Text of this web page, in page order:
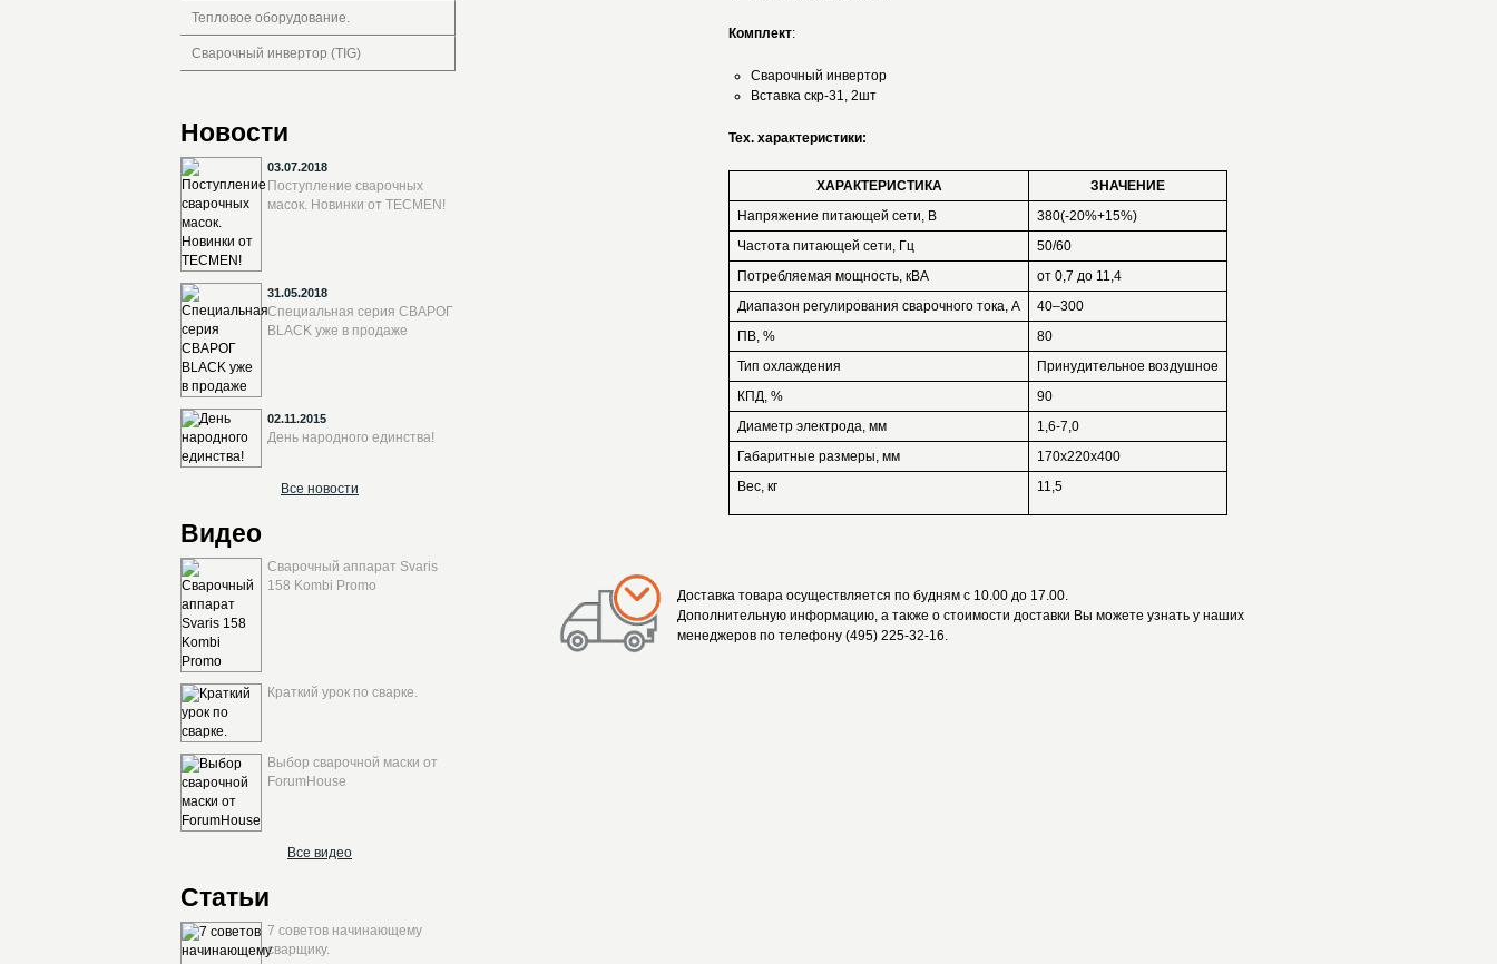
Тепловое оборудование.
Сварочный инвертор (TIG)
Новости
03.07.2018
Поступление сварочных
масок. Новинки от TECMEN!
31.05.2018
Специальная серия СВАРОГ
BLACK уже в продаже
02.11.2015
День народного единства!
Все новости
Видео
Сварочный аппарат Svaris
158 Kombi Promo
Краткий урок по сварке.
Выбор сварочной маски от
ForumHouse
Все видео
Статьи
7 советов начинающему
сварщику.
Комплект:
Сварочный инвертор
​Вставка скр-31, 2шт​
Тех. характеристики:
ХАРАКТЕРИСТИКА
ЗНАЧЕНИЕ
Напряжение питающей сети, В
380(-20%+15%)
Частота питающей сети, Гц
50/60
Потребляемая мощность, кВА
от 0,7 до 11,4
Диапазон регулирования сварочного тока, А
40–300
ПВ, %
80
Тип охлаждения
Принудительное воздушное
КПД, %
90
Диаметр электрода, мм
1,6-7,0
Габаритные размеры, мм
170х220х400
Вес, кг
11,5
Доставка товара осуществляется по будням с 10.00 до 17.00.
Дополнительную информацию, а также о стоимости доставки Вы можете узнать у наших
менеджеров по телефону (495) 225-32-16.